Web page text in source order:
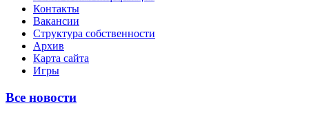
Контакты
Вакансии
Структура собственности
Архив
Карта сайта
Игры
Все новости